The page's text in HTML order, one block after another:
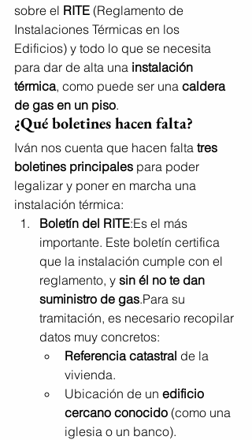
sobre el RITE (Reglamento de
Instalaciones Térmicas en los
Edificios) y todo lo que se necesita
para dar de alta una instalación
térmica, como puede ser una caldera
de gas en un piso.
¿Qué boletines hacen falta?
Iván nos cuenta que hacen falta tres
boletines principales para poder
legalizar y poner en marcha una
instalación térmica:
Boletín del RITE:Es el más
importante. Este boletín certifica
que la instalación cumple con el
reglamento, y sin él no te dan
suministro de gas.Para su
tramitación, es necesario recopilar
datos muy concretos:
Referencia catastral de la
vivienda.
Ubicación de un edificio
cercano conocido (como una
iglesia o un banco).